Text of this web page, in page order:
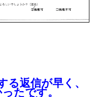
る返信が早く、
たです。